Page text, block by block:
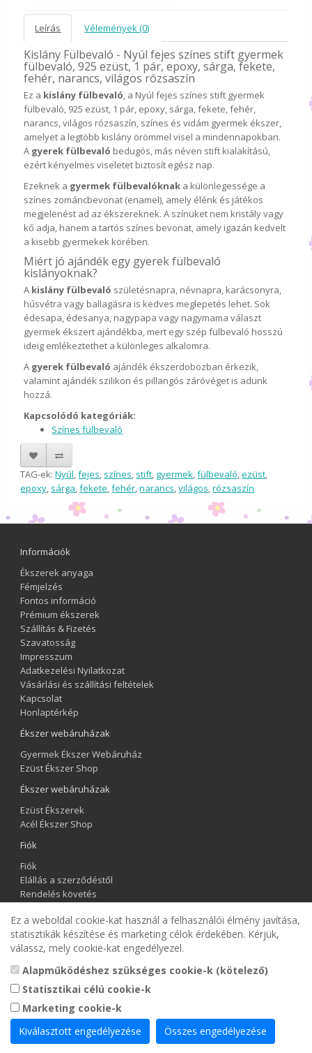
Leírás Vélemények (0)
Kislány Fülbevaló - Nyúl fejes színes stift gyermek
fülbevaló, 925 ezüst, 1 pár, epoxy, sárga, fekete,
fehér, narancs, világos rózsaszín
Ez a kislány fülbevaló, a Nyúl fejes színes stift gyermek
fülbevaló, 925 ezüst, 1 pár, epoxy, sárga, fekete, fehér,
narancs, világos rózsaszín, színes és vidám gyermek ékszer,
amelyet a legtöbb kislány örömmel visel a mindennapokban.
A gyerek fülbevaló bedugós, más néven stift kialakítású,
ezért kényelmes viseletet biztosít egész nap.
Ezeknek a gyermek fülbevalóknak a különlegessége a
színes zománcbevonat (enamel), amely élénk és játékos
megjelenést ad az ékszereknek. A színüket nem kristály vagy
kő adja, hanem a tartós színes bevonat, amely igazán kedvelt
a kisebb gyermekek körében.
Miért jó ajándék egy gyerek fülbevaló
kislányoknak?
A kislány fülbevaló születésnapra, névnapra, karácsonyra,
húsvétra vagy ballagásra is kedves meglepetés lehet. Sok
édesapa, édesanya, nagypapa vagy nagymama választ
gyermek ékszert ajándékba, mert egy szép fülbevaló hosszú
ideig emlékeztethet a különleges alkalomra.
A gyerek fülbevaló ajándék ékszerdobozban érkezik,
valamint ajándék szilikon és pillangós záróvéget is adunk
hozzá.
Kapcsolódó kategóriák:
Színes fülbevaló
TAG-ek:Nyúl,fejes, színes, stift, gyermek,fülbevaló,ezüst,
epoxy, sárga,fekete,fehér,narancs,világos,rózsaszín
Információk
Ékszerek anyaga
Fémjelzés
Fontos információ
Prémium ékszerek
Szállítás & Fizetés
Szavatosság
Impresszum
Adatkezelési Nyilatkozat
Vásárlási és szállítási feltételek
Kapcsolat
Honlaptérkép
Ékszer webáruházak
Gyermek Ékszer Webáruház
Ezüst Ékszer Shop
Ékszer webáruházak
Ezüst Ékszerek
Acél Ékszer Shop
Fiók
Fiók
Elállás a szerződéstől
Rendelés követés
Hírlevél
Gyermek Ékszer Shop
Ez a weboldal cookie-kat használ a felhasználói élmény javítása,
statisztikák készítése és marketing célok érdekében. Kérjük,
válassz, mely cookie-kat engedélyezel.
Alapműködéshez szükséges cookie-k (kötelező)
Statisztikai célú cookie-k
Marketing cookie-k
Kiválasztott engedélyezése
Összes engedélyezése